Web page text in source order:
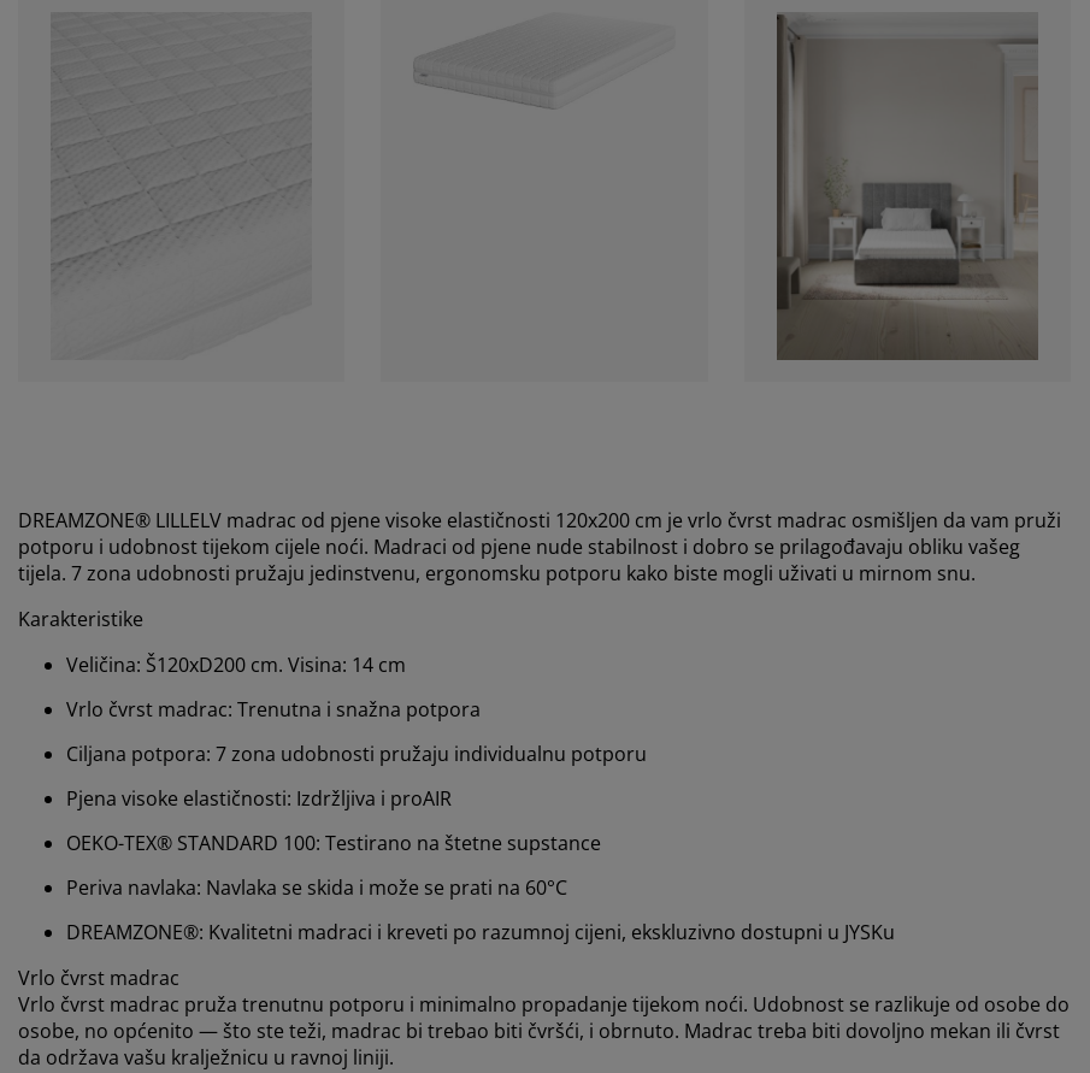
DREAMZONE® LILLELV madrac od pjene visoke elastičnosti 120x200 cm je vrlo čvrst madrac osmišljen da vam pruži
potporu i udobnost tijekom cijele noći. Madraci od pjene nude stabilnost i dobro se prilagođavaju obliku vašeg
tijela. 7 zona udobnosti pružaju jedinstvenu, ergonomsku potporu kako biste mogli uživati u mirnom snu.
Karakteristike
Veličina: Š120xD200 cm. Visina: 14 cm
Vrlo čvrst madrac: Trenutna i snažna potpora
Ciljana potpora: 7 zona udobnosti pružaju individualnu potporu
Pjena visoke elastičnosti: Izdržljiva i proAIR
OEKO-TEX® STANDARD 100: Testirano na štetne supstance
Periva navlaka: Navlaka se skida i može se prati na 60°C
DREAMZONE®: Kvalitetni madraci i kreveti po razumnoj cijeni, ekskluzivno dostupni u JYSKu
Vrlo čvrst madrac
Vrlo čvrst madrac pruža trenutnu potporu i minimalno propadanje tijekom noći. Udobnost se razlikuje od osobe do
osobe, no općenito — što ste teži, madrac bi trebao biti čvršći, i obrnuto. Madrac treba biti dovoljno mekan ili čvrst
da održava vašu kralježnicu u ravnoj liniji.